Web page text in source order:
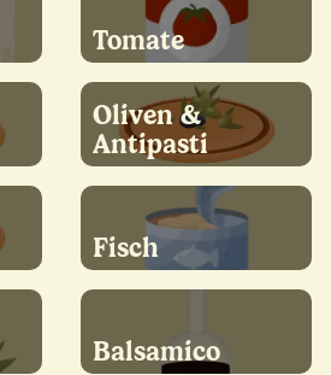
Tomate
Oliven &
Antipasti
Fisch
Balsamico